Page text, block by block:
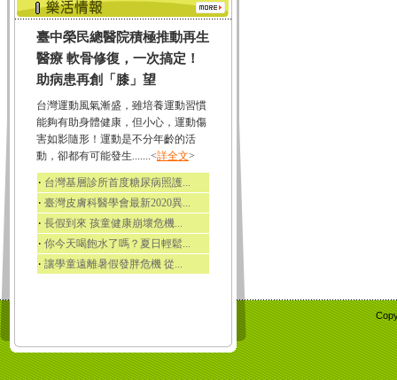
臺中榮民總醫院積極推動再生
醫療 軟骨修復，一次搞定！
助病患再創「膝」望
台灣運動風氣漸盛，雖培養運動習慣
能夠有助身體健康，但小心，運動傷
害如影隨形！運動是不分年齡的活
動，卻都有可能發生.......<詳全文>
‧ 台灣基層診所首度糖尿病照護...
‧ 臺灣皮膚科醫學會最新2020異...
‧ 長假到來 孩童健康崩壞危機...
‧ 你今天喝飽水了嗎？夏日輕鬆...
‧ 讓學童遠離暑假發胖危機 從...